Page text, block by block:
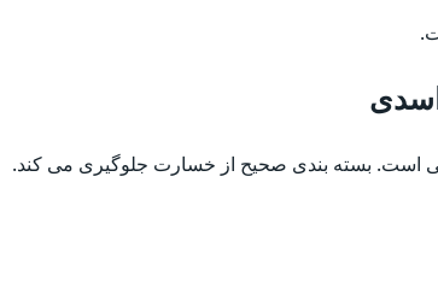
اسدی
است. بسته بندی صحیح از خسارت جلوگیری می کند.